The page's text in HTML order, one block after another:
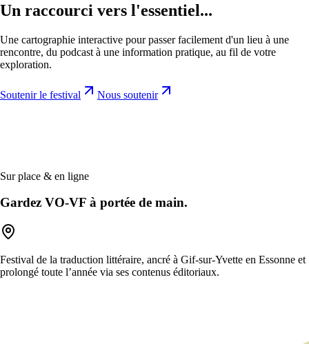
Un raccourci vers l'essentiel...
Une cartographie interactive pour passer facilement d'un lieu à une
rencontre, du podcast à une information pratique, au fil de votre
exploration.
Soutenir le festival Nous soutenir
Sur place & en ligne
Gardez VO-VF à portée de main.
Festival de la traduction littéraire, ancré à Gif-sur-Yvette en Essonne et
prolongé toute l’année via ses contenus éditoriaux.